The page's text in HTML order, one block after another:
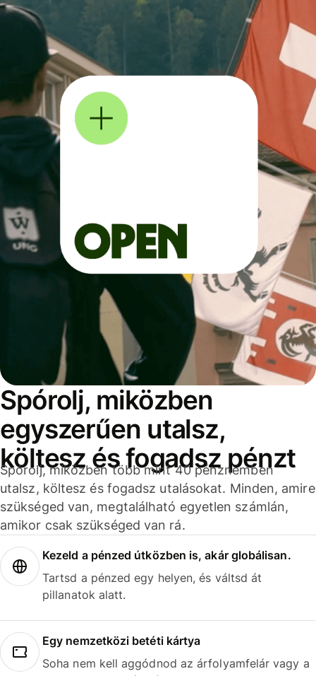
Spórolj, miközben
egyszerűen utalsz,
költesz és fogadsz pénzt
Spórolj, miközben több mint 40 pénznemben
utalsz, költesz és fogadsz utalásokat. Minden, amire
szükséged van, megtalálható egyetlen számlán,
amikor csak szükséged van rá.
Kezeld a pénzed útközben is, akár globálisan.
Tartsd a pénzed egy helyen, és váltsd át
pillanatok alatt.
Egy nemzetközi betéti kártya
Soha nem kell aggódnod az árfolyamfelár vagy a